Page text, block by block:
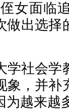
女面临
做出选择
学社会学
象，并补
为越来越